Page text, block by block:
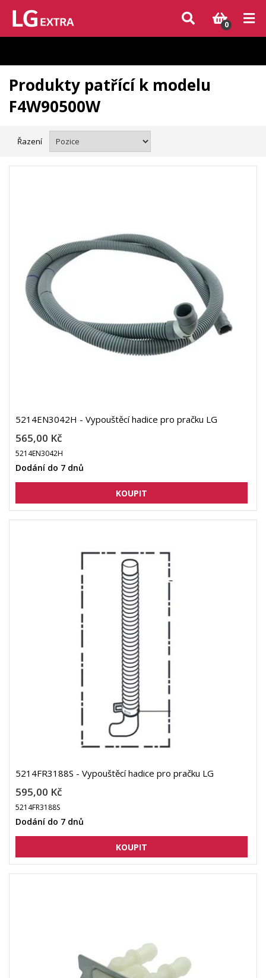
Vzhledem k aktuální situaci se může dodání dílů, které nejsou skladem,
zpozdit. Děkujeme za pochopení.
0
Produkty patřící k modelu
F4W90500W
Řazení
5214EN3042H - Vypouštěcí hadice pro pračku LG
565,00 Kč
5214EN3042H
Dodání do 7 dnů
5214FR3188S - Vypouštěcí hadice pro pračku LG
595,00 Kč
5214FR3188S
Dodání do 7 dnů